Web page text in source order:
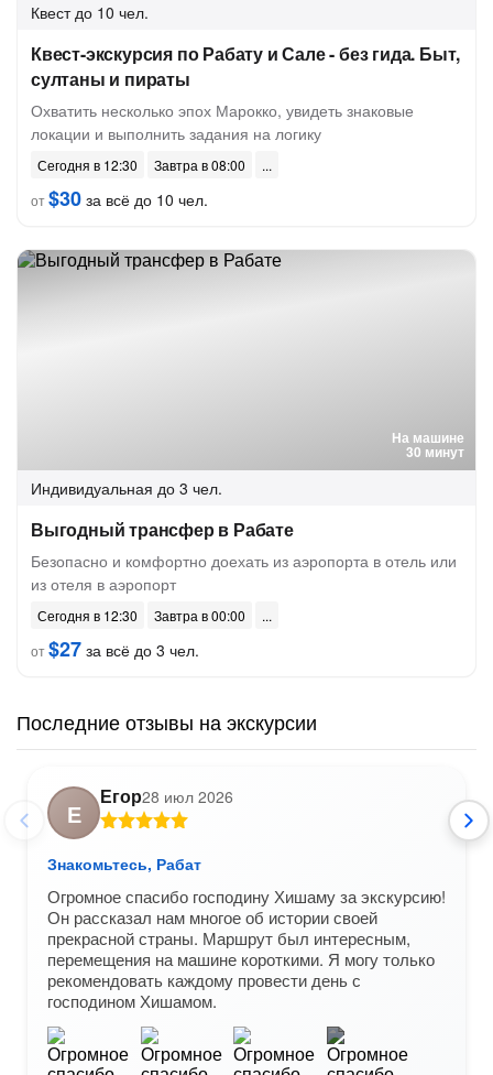
Квест до 10 чел.
Квест-экскурсия по Рабату и Сале - без гида. Быт,
султаны и пираты
Охватить несколько эпох Марокко, увидеть знаковые
локации и выполнить задания на логику
Сегодня в 12:30
Завтра в 08:00
от$30 за всё до 10 чел.
На машине
30 минут
Индивидуальная до 3 чел.
Выгодный трансфер в Рабате
Безопасно и комфортно доехать из аэропорта в отель или
из отеля в аэропорт
Сегодня в 12:30
Завтра в 00:00
от$27 за всё до 3 чел.
Последние отзывы на экскурсии
Е
Егор28 июл 2026
Знакомьтесь, Рабат
Огромное спасибо господину Хишаму за экскурсию!
Он рассказал нам многое об истории своей
прекрасной страны. Маршрут был интересным,
перемещения на машине короткими. Я могу только
рекомендовать каждому провести день с
господином Хишамом.